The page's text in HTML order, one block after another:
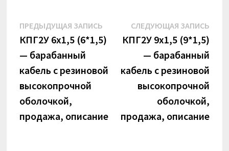
Навигация
по
записям
ПРЕДЫДУЩАЯ ЗАПИСЬ Предыдущая
запись:
КПГ2У 6х1,5 (6*1,5)
— барабанный
кабель с резиновой
высокопрочной
оболочкой,
продажа, описание
СЛЕДУЮЩАЯ ЗАПИСЬ
КПГ2У 9х1,5 (9*1,5)
— барабанный
кабель с резиновой
высокопрочной
оболочкой,
продажа, описание